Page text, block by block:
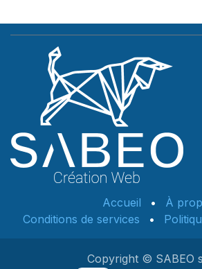
Accueil • À
Conditions de services
•
Copyright © SABEO